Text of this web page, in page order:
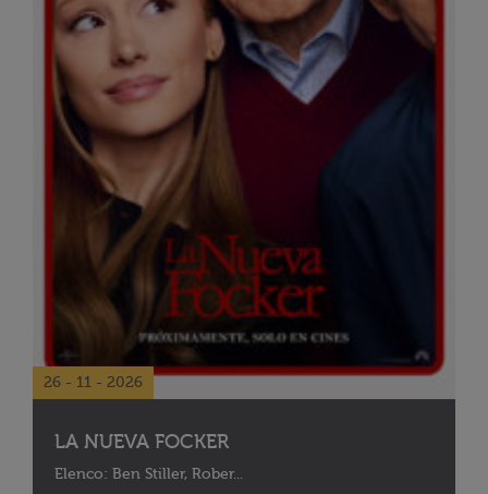
26 - 11 - 2026
LA NUEVA FOCKER
Elenco: Ben Stiller, Rober...